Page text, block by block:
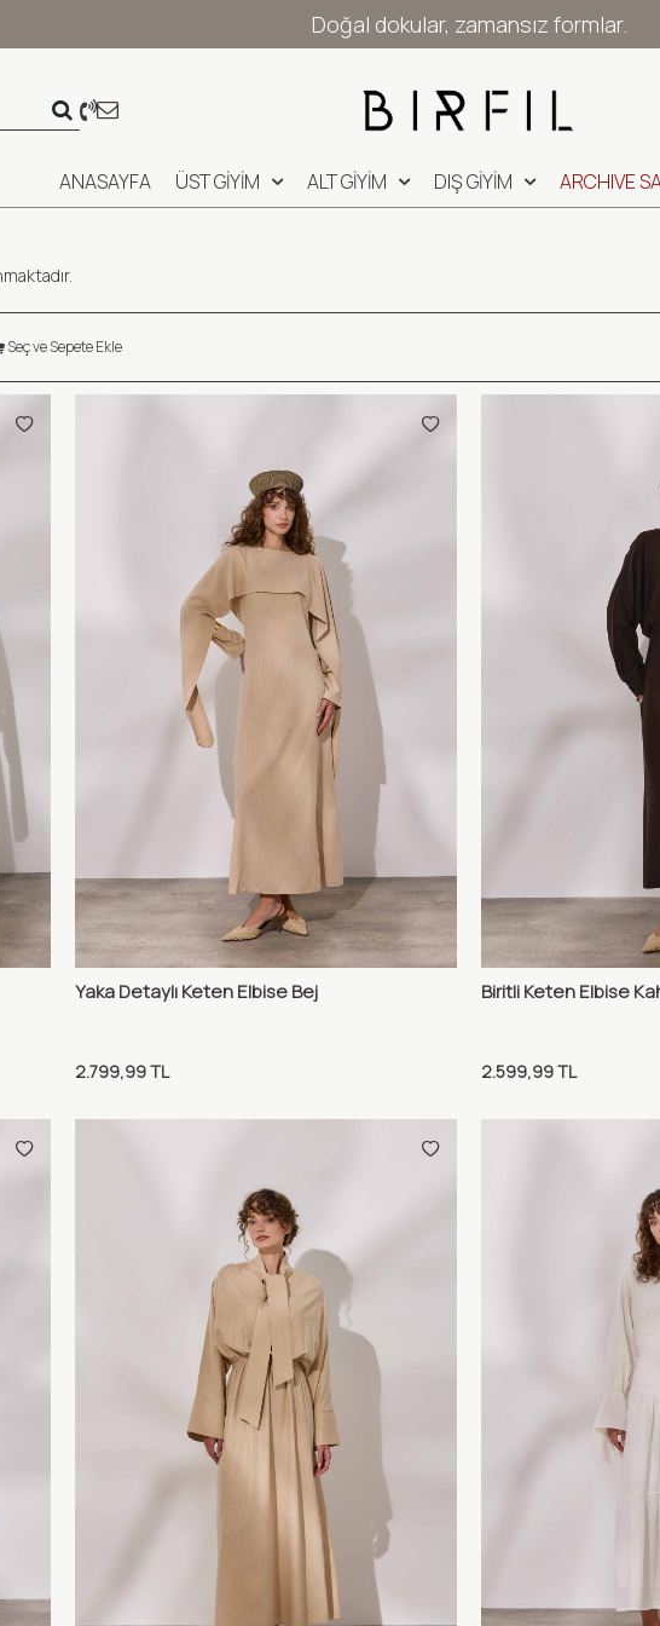
Doğal dokular, zamansız formlar.
ANASAYFA ÜST GİYİM ALT GİYİM DIŞ GİYİM ARCHIVE
Seç ve Sepete Ekle
Sepete Ekle Karşılaştır
Yaka Detaylı Keten Elbise Bej
2.799,99TL
Sepete Ekle
Biritli Keten Elbise
2.599,99TL